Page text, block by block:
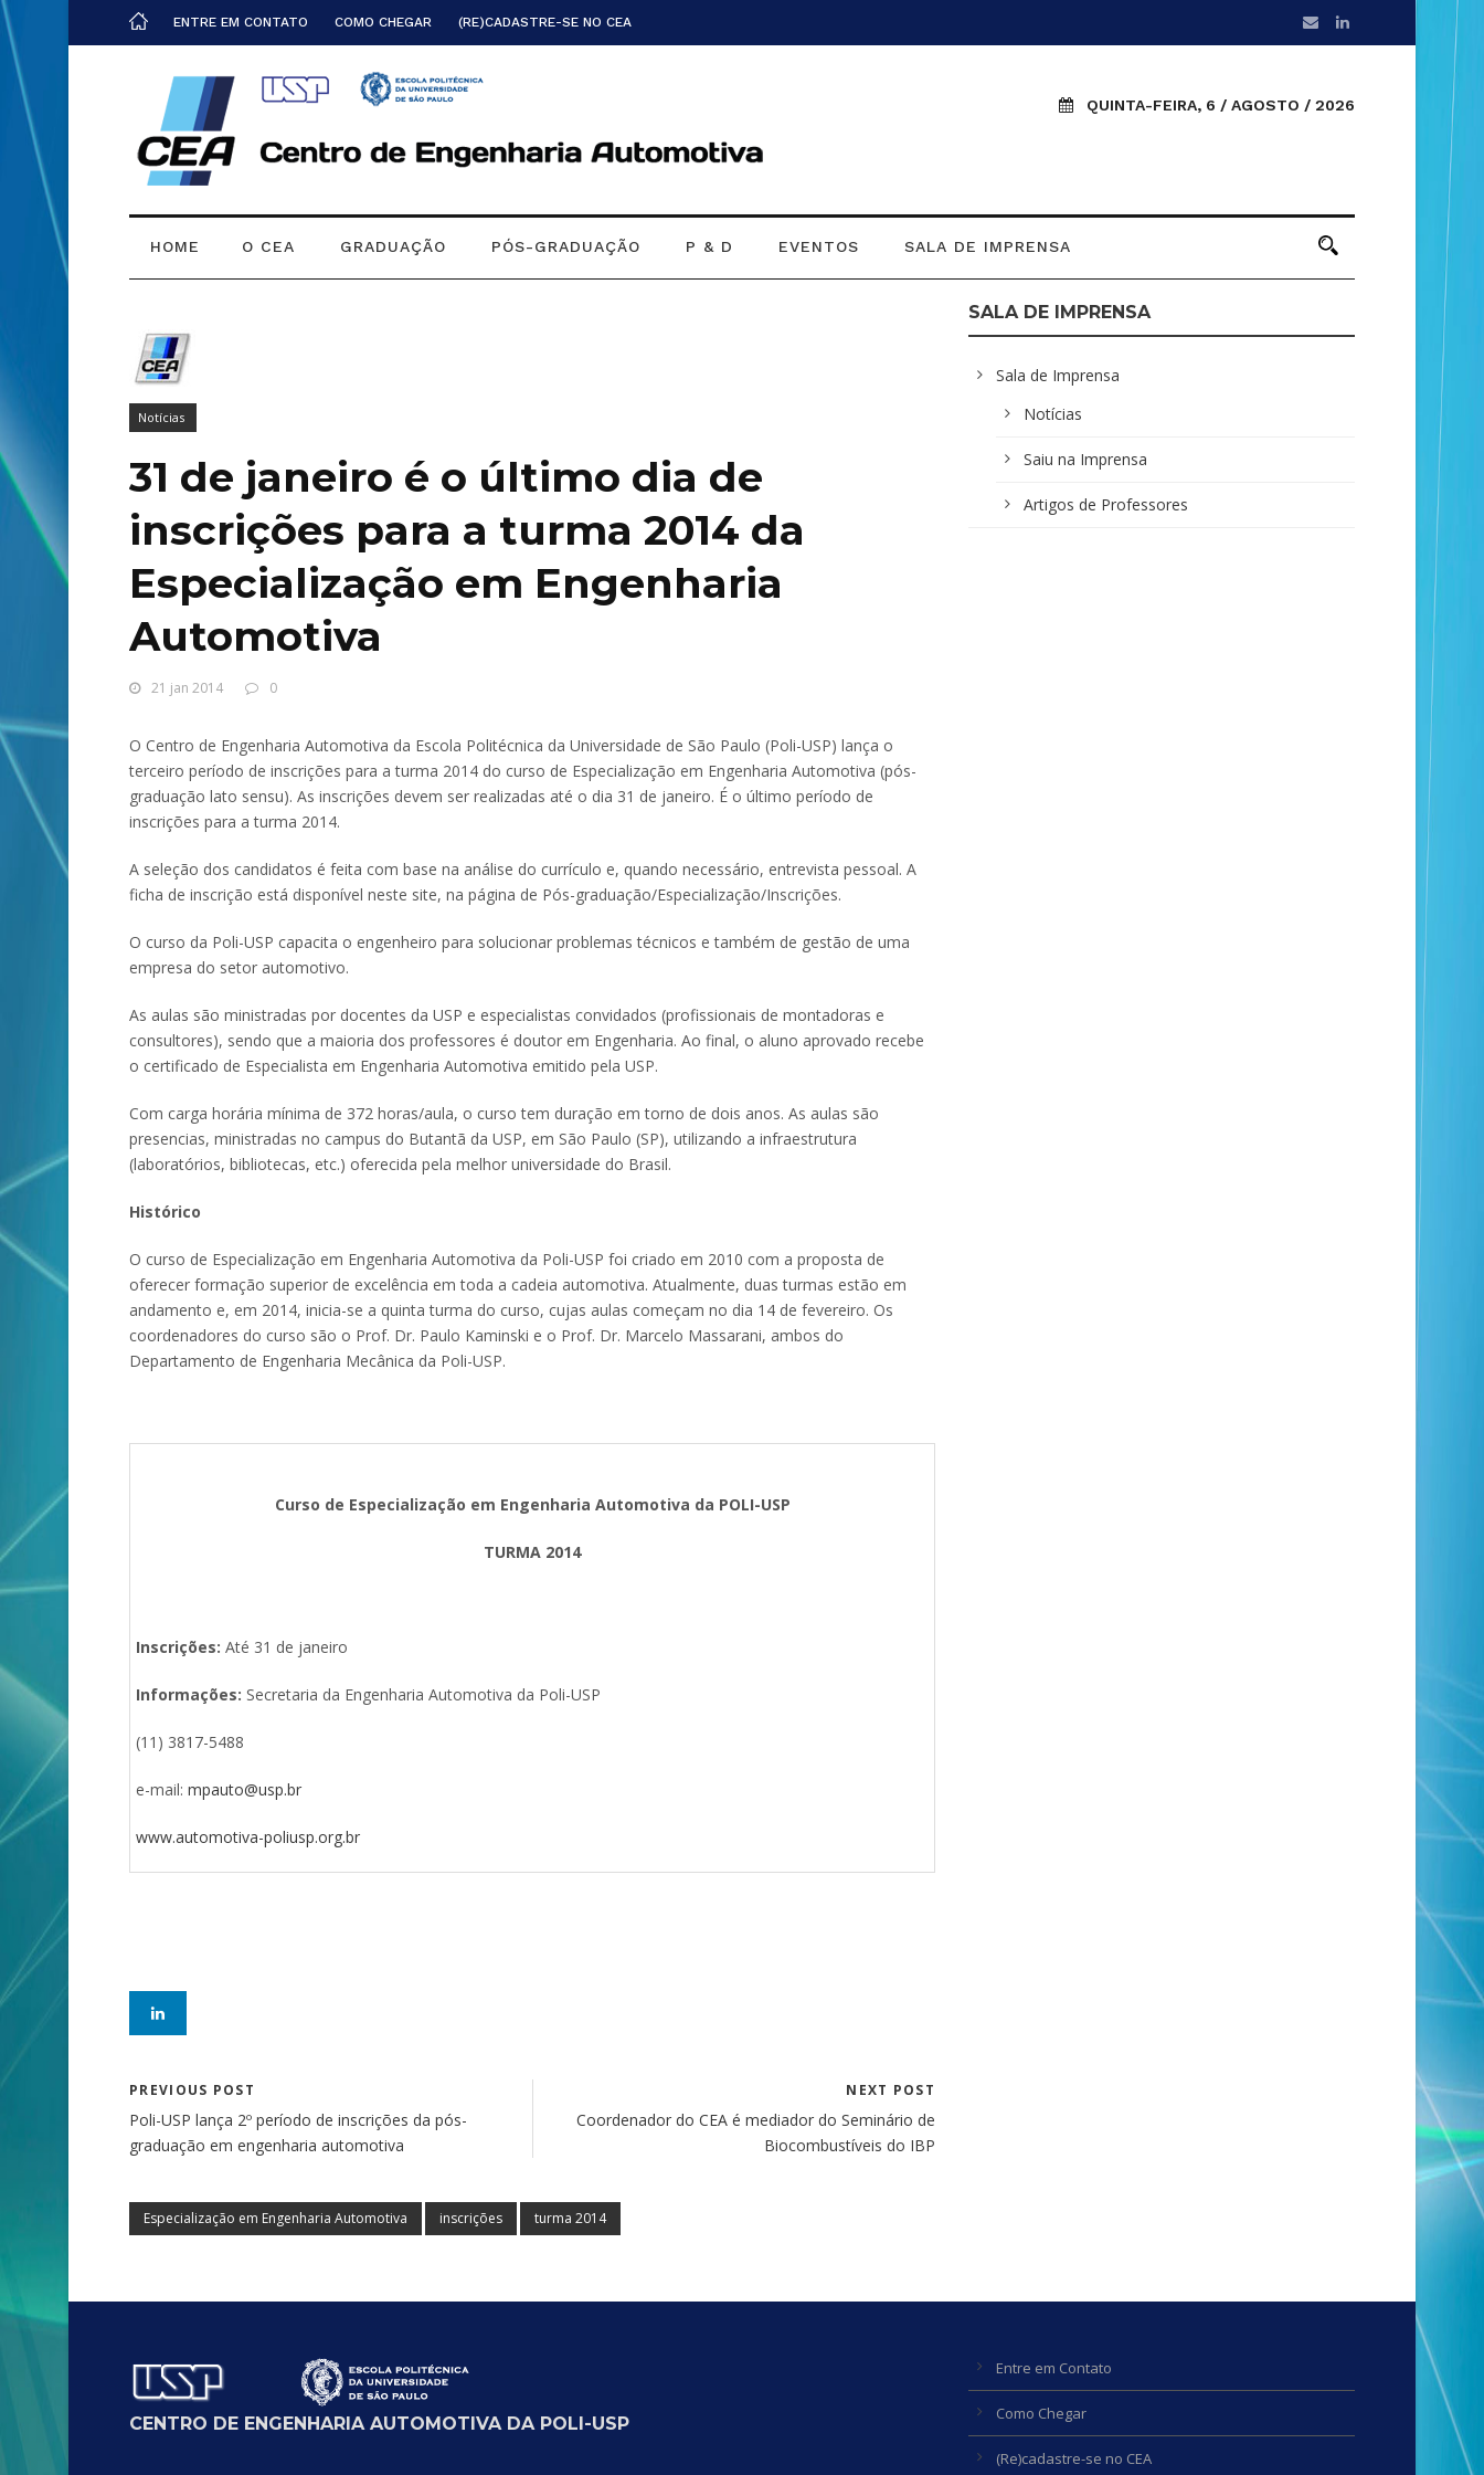
ENTRE EM CONTATO COMO CHEGAR (RE)CADASTRE-SE NO CEA
QUINTA-FEIRA, 6 / AGOSTO / 2026
HOME O CEA GRADUAÇÃO PÓS-GRADUAÇÃO P & D EVENTOS SALA DE IMPRENSA
Notícias
31 de janeiro é o último dia de
inscrições para a turma 2014 da
Especialização em Engenharia
Automotiva
21 jan 2014 0
O Centro de Engenharia Automotiva da Escola Politécnica da Universidade de São Paulo (Poli-USP) lança o
terceiro período de inscrições para a turma 2014 do curso de Especialização em Engenharia Automotiva (pós-
graduação lato sensu). As inscrições devem ser realizadas até o dia 31 de janeiro. É o último período de
inscrições para a turma 2014.
A seleção dos candidatos é feita com base na análise do currículo e, quando necessário, entrevista pessoal. A
ficha de inscrição está disponível neste site, na página de Pós-graduação/Especialização/Inscrições.
O curso da Poli-USP capacita o engenheiro para solucionar problemas técnicos e também de gestão de uma
empresa do setor automotivo.
As aulas são ministradas por docentes da USP e especialistas convidados (profissionais de montadoras e
consultores), sendo que a maioria dos professores é doutor em Engenharia. Ao final, o aluno aprovado recebe
o certificado de Especialista em Engenharia Automotiva emitido pela USP.
Com carga horária mínima de 372 horas/aula, o curso tem duração em torno de dois anos. As aulas são
presencias, ministradas no campus do Butantã da USP, em São Paulo (SP), utilizando a infraestrutura
(laboratórios, bibliotecas, etc.) oferecida pela melhor universidade do Brasil.
Histórico
O curso de Especialização em Engenharia Automotiva da Poli-USP foi criado em 2010 com a proposta de
oferecer formação superior de excelência em toda a cadeia automotiva. Atualmente, duas turmas estão em
andamento e, em 2014, inicia-se a quinta turma do curso, cujas aulas começam no dia 14 de fevereiro. Os
coordenadores do curso são o Prof. Dr. Paulo Kaminski e o Prof. Dr. Marcelo Massarani, ambos do
Departamento de Engenharia Mecânica da Poli-USP.
Curso de Especialização em Engenharia Automotiva da POLI-USP
TURMA 2014
Inscrições: Até 31 de janeiro
Informações: Secretaria da Engenharia Automotiva da Poli-USP
(11) 3817-5488
e-mail: mpauto@usp.br
www.automotiva-poliusp.org.br
PREVIOUS POST
Poli-USP lança 2º período de inscrições da pós-
graduação em engenharia automotiva
NEXT POST
Coordenador do CEA é mediador do Seminário de
Biocombustíveis do IBP
Especialização em Engenharia Automotiva inscrições turma 2014
SALA DE IMPRENSA
Sala de Imprensa
Notícias
Saiu na Imprensa
Artigos de Professores
CENTRO DE ENGENHARIA AUTOMOTIVA DA POLI-USP
Entre em Contato
Como Chegar
(Re)cadastre-se no CEA